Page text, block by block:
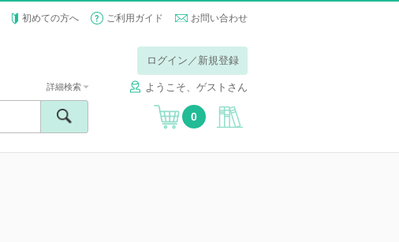
初めての方へ ご利用ガイド お問い合わせ
ログイン／新規登録
ようこそ、ゲストさん
詳細検索
0